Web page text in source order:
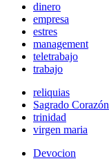
dinero
empresa
estres
management
teletrabajo
trabajo
reliquias
Sagrado Corazón
trinidad
virgen maria
Devocion